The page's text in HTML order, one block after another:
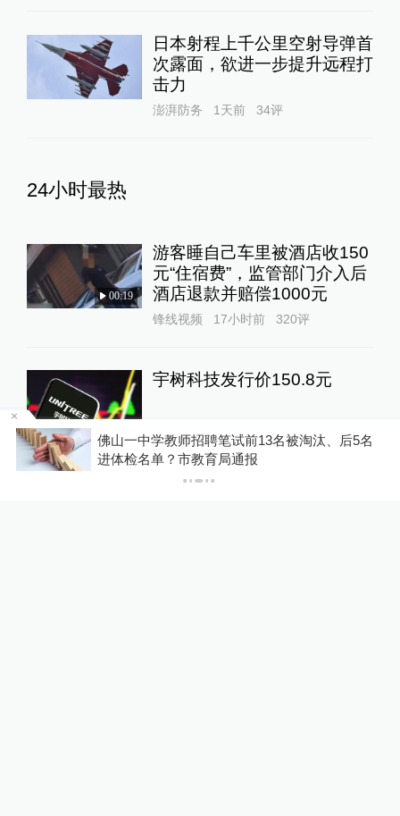
日本射程上千公里空射导弹首
次露面，欲进一步提升远程打
击力
澎湃防务 1天前 34评
24小时最热
00:19
游客睡自己车里被酒店收150
元“住宿费”，监管部门介入后
酒店退款并赔偿1000元
锋线视频 17小时前 320评
宇树科技发行价150.8元
马上评｜青海拉面告别“兰州
佛山一中学教师招聘笔试前13名被淘汰、后5名
进体检名单？市教育局通报